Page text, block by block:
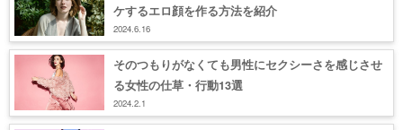
ケするエロ顔を作る方法を紹介
2024.6.16
そのつもりがなくても男性にセクシーさを感じさせ
る女性の仕草・行動13選
2024.2.1